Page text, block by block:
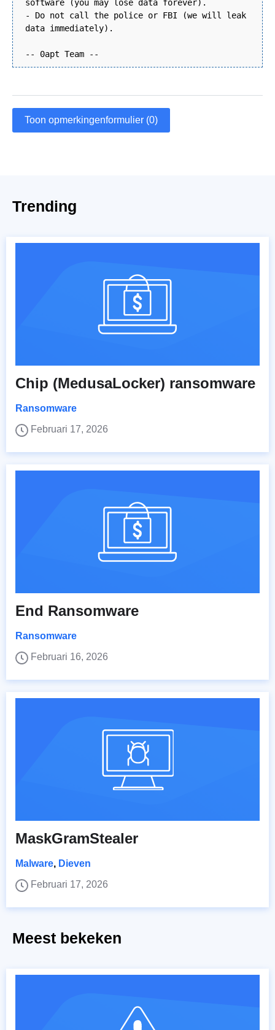
software (you may lose data forever).
- Do not call the police or FBI (we will leak
data immediately).
-- 0apt Team --
Toon opmerkingenformulier (0)
Trending
Chip (MedusaLocker) ransomware
Ransomware
Februari 17, 2026
End Ransomware
Ransomware
Februari 16, 2026
MaskGramStealer
Malware, Dieven
Februari 17, 2026
Meest bekeken